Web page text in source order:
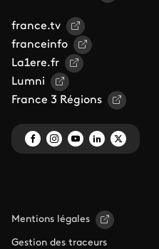
france.tv
franceinfo
La1ere.fr
Lumni
France 3 Régions
Mentions légales
Gestion des traceurs